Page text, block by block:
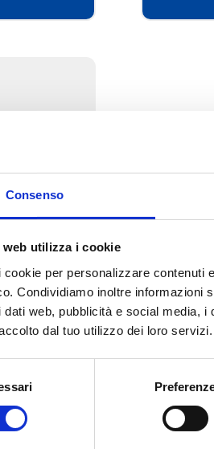
Consenso
utilizza i cookie
cookie per personalizzare contenuti
Condividiamo inoltre informazioni
dati web, pubblicità e social media,
dal tuo utilizzo dei loro servizi.